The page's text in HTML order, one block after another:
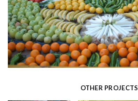
OTHER PROJECTS